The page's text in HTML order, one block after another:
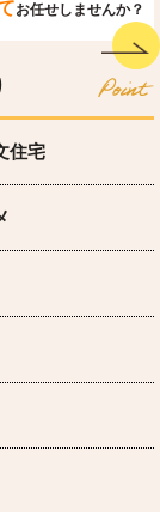
お任せしませんか？
住宅